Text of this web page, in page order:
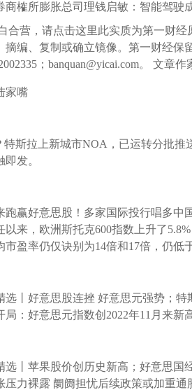
商榷所膨胀总司理钱启敏：智能驾驶
合营，请点击这里此实质为第一财
摘编、复制或确立镜像。第一财经保
；banquan@yicai.com。 文章作
家嘴
特斯拉上新城市NOA，已运转分批推
发。
跑赢好意思股！多家国际投行唱多中
以来，欧洲斯托克600指数上升了
盈率仍仅诀别为14倍和17倍，仍低
选丨好意思股连挫 好意思元强势；
局：好意思元指数创2022年11月来新
选丨苹果股价创历史新高；好意思
压力裸露 阛阓担忧后续政策或加重